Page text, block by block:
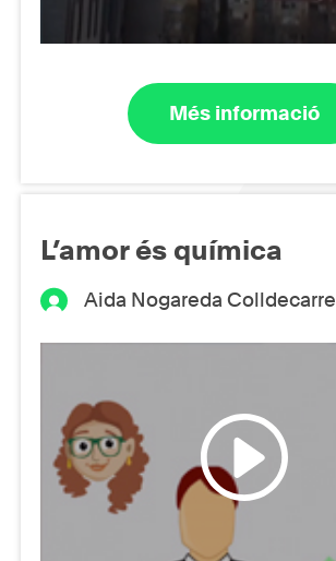
Més informació
L’amor és química
Aida Nogareda